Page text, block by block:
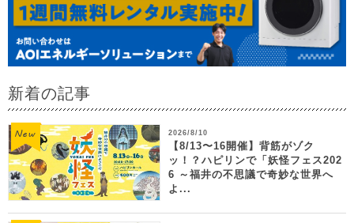
新着の記事
2026/8/10
【8/13〜16開催】背筋がゾク
ッ！？ハピリンで「妖怪フェス202
6 ～福井の不思議で奇妙な世界へ
よ...